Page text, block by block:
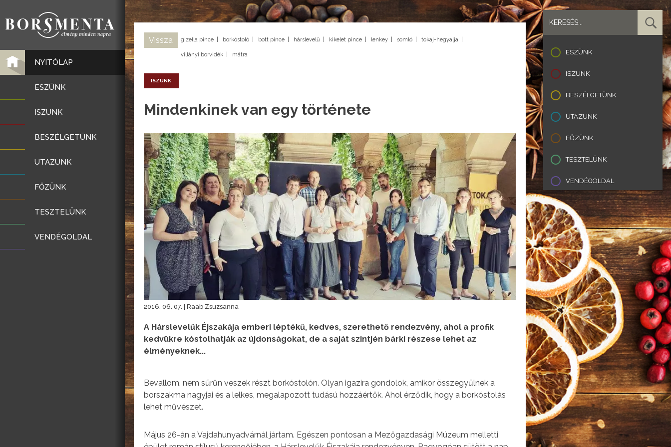
NYITÓLAP
ESZÜNK
ISZUNK
BESZÉLGETÜNK
UTAZUNK
FŐZÜNK
TESZTELÜNK
VENDÉGOLDAL
Vissza gizella pince borkóstoló bott pince hárslevelű kikelet pince lenkey somló tokaj-hegyalja
villányi borvidék mátra
ISZUNK
Mindenkinek van egy története
2016. 06. 07. | Raab Zsuzsanna
A Hárslevelűk Éjszakája emberi léptékű, kedves, szerethető rendezvény, ahol a profik
kedvükre kóstolhatják az újdonságokat, de a saját szintjén bárki részese lehet az
élményeknek...
Bevallom, nem sűrűn veszek részt borkóstolón. Olyan igazira gondolok, amikor összegyűlnek a
borszakma nagyjai és a lelkes, megalapozott tudású hozzáértők. Ahol érződik, hogy a borkóstolás
lehet művészet.
Május 26-án a Vajdahunyadvárnál jártam. Egészen pontosan a Mezőgazdasági Múzeum melletti
ESZÜNK
ISZUNK
BESZÉLGETÜNK
UTAZUNK
FŐZÜNK
TESZTELÜNK
VENDÉGOLDAL